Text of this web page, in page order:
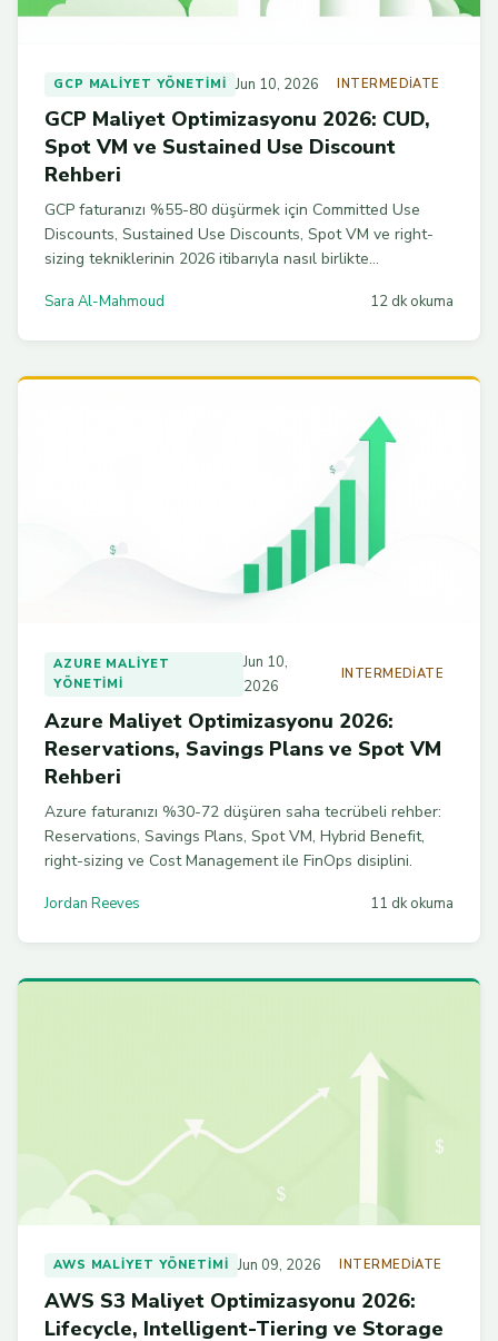
GCP MALIYET YÖNETIMI Jun 10, 2026 INTERMEDIATE
GCP Maliyet Optimizasyonu 2026: CUD,
Spot VM ve Sustained Use Discount
Rehberi
GCP faturanızı %55-80 düşürmek için Committed Use
Discounts, Sustained Use Discounts, Spot VM ve right-
sizing tekniklerinin 2026 itibarıyla nasıl birlikte
Sara Al-Mahmoud 12 dk okuma
AZURE MALIYET
YÖNETIMI
Jun 10,
2026
INTERMEDIATE
Azure Maliyet Optimizasyonu 2026:
Reservations, Savings Plans ve Spot VM
Rehberi
Azure faturanızı %30-72 düşüren saha tecrübeli rehber:
Reservations, Savings Plans, Spot VM, Hybrid Benefit,
right-sizing ve Cost Management ile FinOps disiplini.
Jordan Reeves 11 dk okuma
AWS MALIYET YÖNETIMI Jun 09, 2026 INTERMEDIATE
AWS S3 Maliyet Optimizasyonu 2026:
Lifecycle, Intelligent-Tiering ve Storage